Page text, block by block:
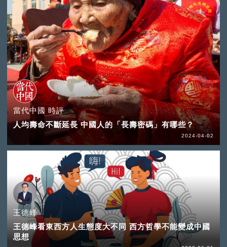
當代中國 時評
人均壽命不斷延長 中國人的「長壽密碼」有哪些？
2024-04-02
王德峰
王德峰看東西方人生態度大不同 西方哲學不能變成中國
思想